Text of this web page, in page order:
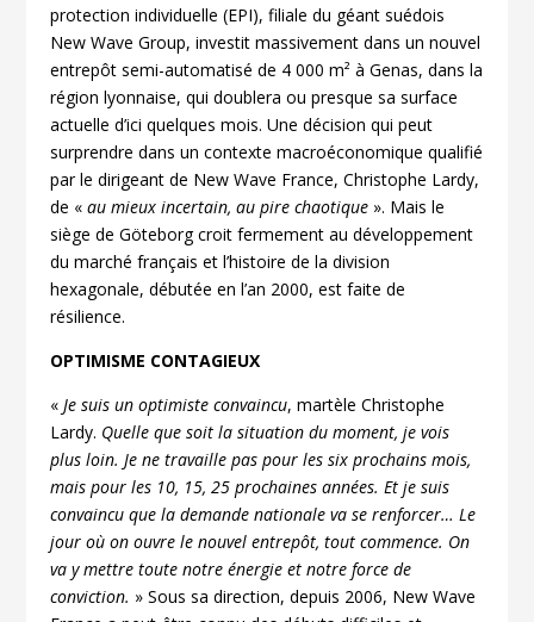
protection individuelle (EPI), filiale du géant suédois
New Wave Group, investit massivement dans un nouvel
entrepôt semi-automatisé de 4 000 m² à Genas, dans la
région lyonnaise, qui doublera ou presque sa surface
actuelle d’ici quelques mois. Une décision qui peut
surprendre dans un contexte macroéconomique qualifié
par le dirigeant de New Wave France, Christophe Lardy,
de «au mieux incertain, au pire chaotique ». Mais le
siège de Göteborg croit fermement au développement
du marché français et l’histoire de la division
hexagonale, débutée en l’an 2000, est faite de
résilience.
OPTIMISME CONTAGIEUX
« Je suis un optimiste convaincu, martèle Christophe
Lardy. Quelle que soit la situation du moment, je vois
plus loin. Je ne travaille pas pour les six prochains mois,
mais pour les 10, 15, 25 prochaines années. Et je suis
convaincu que la demande nationale va se renforcer… Le
jour où on ouvre le nouvel entrepôt, tout commence. On
va y mettre toute notre énergie et notre force de
conviction. » Sous sa direction, depuis 2006, New Wave